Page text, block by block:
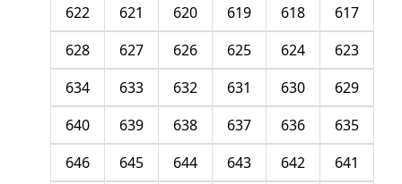
617
618
619
620
621
622
623
624
625
626
627
628
629
630
631
632
633
634
635
636
637
638
639
640
641
642
643
644
645
646